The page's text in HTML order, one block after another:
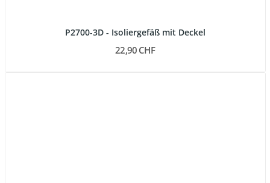
P2700-3D - Isoliergefäß mit Deckel
22,90 CHF